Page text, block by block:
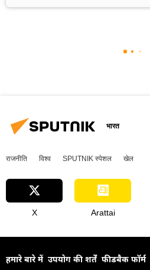
भारत
राजनीति विश्व SPUTNIK स्पेशल खेल
X Arattai
हमारे बारे में उपयोग की शर्तें फीडबैक फॉर्म